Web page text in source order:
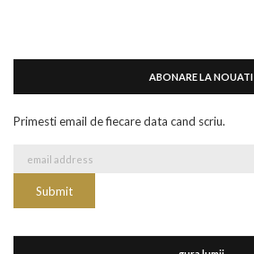
ABONARE LA NOUATI
Primesti email de fiecare data cand scriu.